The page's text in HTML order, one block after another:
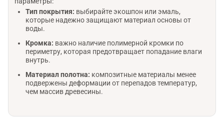
Тип покрытия: выбирайте экошпон или эмаль,
которые надежно защищают материал основы от
воды.
Кромка: важно наличие полимерной кромки по
периметру, которая предотвращает попадание влаги
внутрь.
Материал полотна: композитные материалы менее
подвержены деформации от перепадов температур,
чем массив древесины.